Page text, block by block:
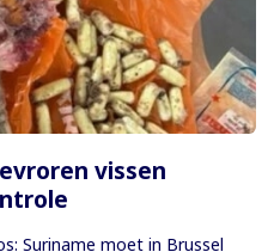
vissen
Suriname moet in Brussel